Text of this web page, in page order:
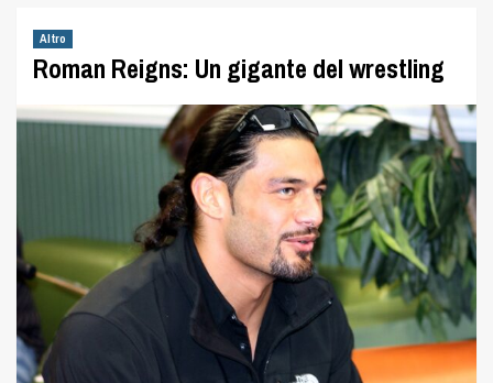
Altro
Roman Reigns: Un gigante del wrestling